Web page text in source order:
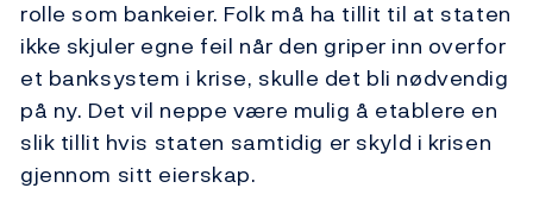
rolle som bankeier. Folk må ha tillit til at staten
ikke skjuler egne feil når den griper inn overfor
et banksystem i krise, skulle det bli nødvendig
på ny. Det vil neppe være mulig å etablere en
slik tillit hvis staten samtidig er skyld i krisen
gjennom sitt eierskap.